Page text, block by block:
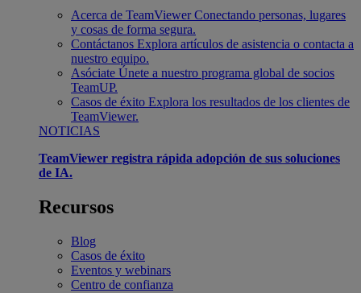
Acerca de TeamViewer Conectando personas, lugares
y cosas de forma segura.
Contáctanos Explora artículos de asistencia o contacta a
nuestro equipo.
Asóciate Únete a nuestro programa global de socios
TeamUP.
Casos de éxito Explora los resultados de los clientes de
TeamViewer.
NOTICIAS
TeamViewer registra rápida adopción de sus soluciones
de IA.
Recursos
Blog
Casos de éxito
Eventos y webinars
Centro de confianza